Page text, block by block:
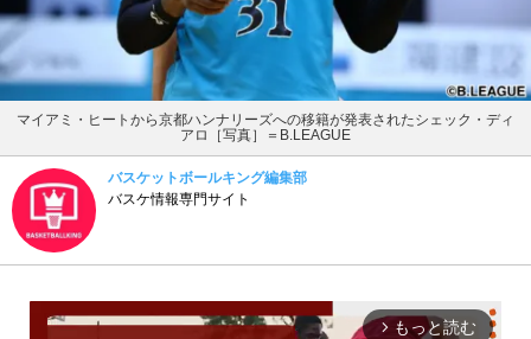
マイアミ・ヒートから京都ハンナリーズへの移籍が発表されたシェック・ディ
アロ［写真］＝B.LEAGUE
バスケットボールキング編集部
バスケ情報専門サイト
arrow_forward_ios もっと読む